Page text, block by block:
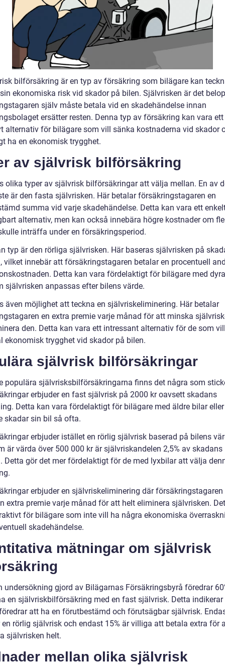
bilförsäkring är en typ av försäkring som bilägare kan
ekonomiska risk vid skador på bilen. Självrisken är det
själv måste betala vid en skadehändelse innan
ersätter resten. Denna typ av försäkring kan vara ett
alternativ för bilägare som vill sänka kostnaderna vid skador
ha en ekonomisk trygghet.
av självrisk bilförsäkring
olika typer av självrisk bilförsäkringar att välja mellan. En av
är den fasta självrisken. Här betalar försäkringstagaren en
summa vid varje skadehändelse. Detta kan vara ett
alternativ, men kan också innebära högre kostnader om
inträffa under en försäkringsperiod.
typ är den rörliga självrisken. Här baseras självrisken på
vilket innebär att försäkringstagaren betalar en procentuell
Detta kan vara fördelaktigt för bilägare med
självrisken anpassas efter bilens värde.
även möjlighet att teckna en självriskeliminering. Här betalar
en extra premie varje månad för att minska
den. Detta kan vara ett intressant alternativ för de som
ekonomisk trygghet vid skador på bilen.
självrisk bilförsäkringar
populära självrisksbilförsäkringarna finns det några som
erbjuder en fast självrisk på 2000 kr oavsett skadans
Detta kan vara fördelaktigt för bilägare med äldre bilar
skadar sin bil så ofta.
erbjuder istället en rörlig självrisk baserad på bilens
är värda över 500 000 kr är självriskandelen 2,5% av skadans
Detta gör det mer fördelaktigt för de med lyxbilar att välja
erbjuder en självriskeliminering där försäkringstagaren
extra premie varje månad för att helt eliminera självrisken.
för bilägare som inte vill ha några ekonomiska
skadehändelse.
mätningar om självrisk
undersökning gjord av Bilägarnas Försäkringsbyrå föredrar
en självriskbilförsäkring med en fast självrisk. Detta indikerar
att ha en förutbestämd och förutsägbar självrisk.
rörlig självrisk och endast 15% är villiga att betala extra för
självrisken helt.
mellan olika självrisk